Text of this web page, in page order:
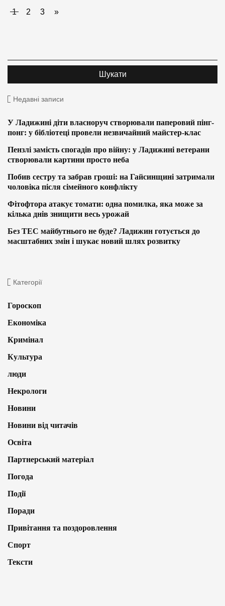
1 2 3 »
Недавні записи
У Ладижині діти власноруч створювали паперовий пінг-
понг: у бібліотеці провели незвичайний майстер-клас
Пензлі замість спогадів про війну: у Ладижині ветерани
створювали картини просто неба
Побив сестру та забрав гроші: на Гайсинщині затримали
чоловіка після сімейного конфлікту
Фітофтора атакує томати: одна помилка, яка може за
кілька днів знищити весь урожай
Без ТЕС майбутнього не буде? Ладижин готується до
масштабних змін і шукає новий шлях розвитку
Категорії
Гороскоп
Економіка
Кримінал
Культура
люди
Некрологи
Новини
Новини від читачів
Освіта
Партнерський матеріал
Погода
Події
Поради
Привітання та поздоровлення
Спорт
Тексти